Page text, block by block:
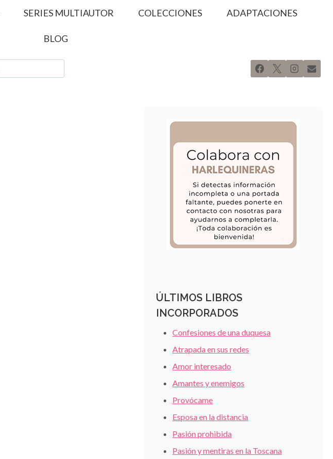
SERIES MULTIAUTOR COLECCIONES ADAPTACIONES
BLOG
ÚLTIMOS LIBROS
INCORPORADOS
Confesiones de una duquesa
Atrapada en sus redes
Amor interesado
Amantes y enemigos
Provócame
Esposa en la distancia
Pasión prohibida
Pasión y mentiras en la Toscana